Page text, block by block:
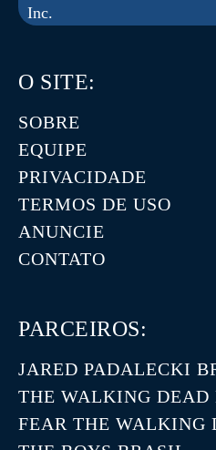
Inc.
O SITE:
SOBRE
EQUIPE
PRIVACIDADE
TERMOS DE USO
ANUNCIE
CONTATO
PARCEIROS:
JARED PADALECKI
THE WALKING DEAD
FEAR THE WALKING